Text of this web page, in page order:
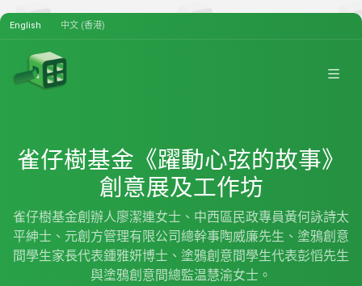
English 中文 (香港)
雀仔樹基金《躍動心弦的故事》
創意展及工作坊
雀仔樹基金創辦人廖潔連女士、中西區民政專員黃何詠詩太
平紳士、元創方管理有限公司總幹事陶威廉先生、塗鴉創意
間學生家長代表鍾雅妍博士、塗鴉創意間學生代表彭慆先生
與塗鴉創意間總監温慧渝女士。